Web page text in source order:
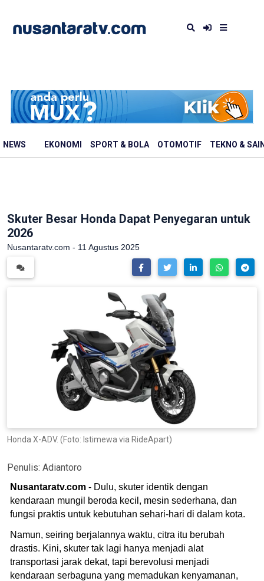
NEWS EKONOMI SPORT & BOLA OTOMOTIF TEKNO &
Skuter Besar Honda Dapat Penyegaran untuk
2026
Nusantaratv.com - 11 Agustus 2025
Honda X-ADV. (Foto: Istimewa via RideApart)
Penulis: Adiantoro
Nusantaratv.com - Dulu, skuter identik dengan
kendaraan mungil beroda kecil, mesin sederhana, dan
fungsi praktis untuk kebutuhan sehari-hari di dalam kota.
Namun, seiring berjalannya waktu, citra itu berubah
drastis. Kini, skuter tak lagi hanya menjadi alat
transportasi jarak dekat, tapi berevolusi menjadi
kendaraan serbaguna yang memadukan kenyamanan,